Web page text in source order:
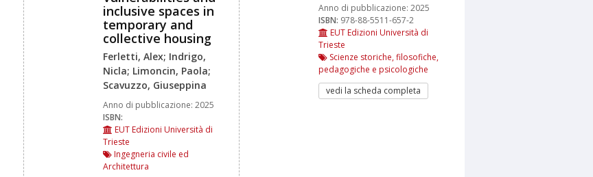
inclusive spaces in
temporary and
collective housing
Ferletti, Alex; Indrigo,
Nicla; Limoncin, Paola;
Scavuzzo, Giuseppina
Anno di pubblicazione: 2025
ISBN:
EUT Edizioni Università di
Trieste
Ingegneria civile ed
Architettura
Anno di pubblicazione: 2025
ISBN: 978-88-5511-657-2
EUT Edizioni Università di
Trieste
Scienze storiche, filosofiche,
pedagogiche e psicologiche
vedi la scheda completa